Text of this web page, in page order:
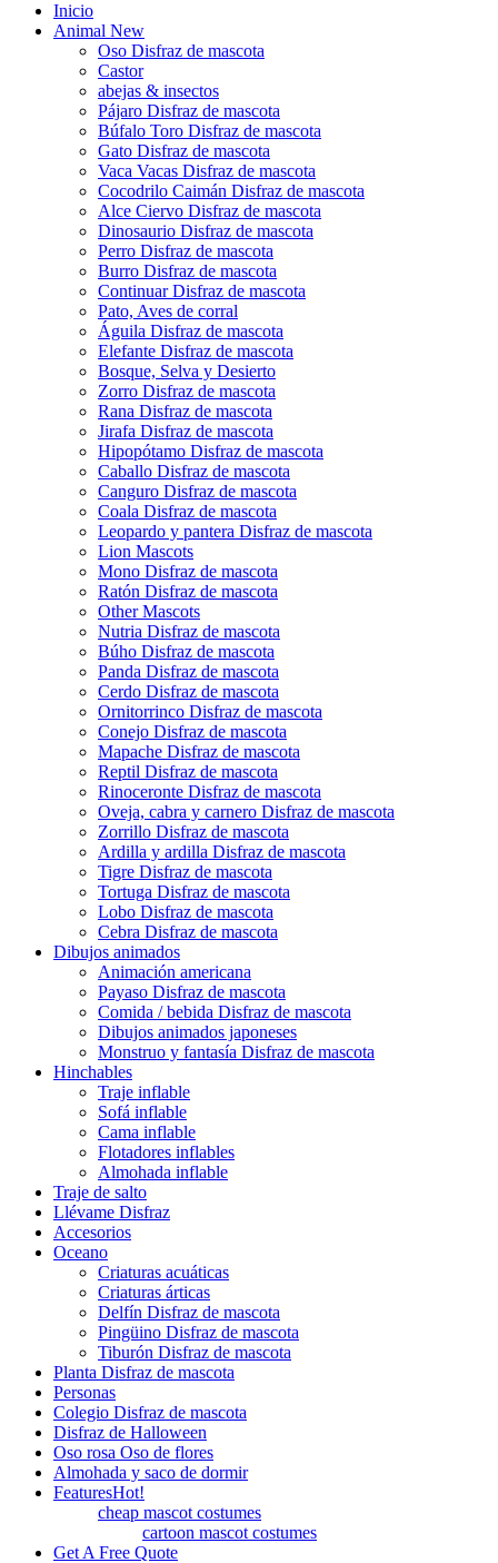
Inicio
Animal New
Oso Disfraz de mascota
Castor
abejas & insectos
Pájaro Disfraz de mascota
Búfalo Toro Disfraz de mascota
Gato Disfraz de mascota
Vaca Vacas Disfraz de mascota
Cocodrilo Caimán Disfraz de mascota
Alce Ciervo Disfraz de mascota
Dinosaurio Disfraz de mascota
Perro Disfraz de mascota
Burro Disfraz de mascota
Continuar Disfraz de mascota
Pato, Aves de corral
Águila Disfraz de mascota
Elefante Disfraz de mascota
Bosque, Selva y Desierto
Zorro Disfraz de mascota
Rana Disfraz de mascota
Jirafa Disfraz de mascota
Hipopótamo Disfraz de mascota
Caballo Disfraz de mascota
Canguro Disfraz de mascota
Coala Disfraz de mascota
Leopardo y pantera Disfraz de mascota
Lion Mascots
Mono Disfraz de mascota
Ratón Disfraz de mascota
Other Mascots
Nutria Disfraz de mascota
Búho Disfraz de mascota
Panda Disfraz de mascota
Cerdo Disfraz de mascota
Ornitorrinco Disfraz de mascota
Conejo Disfraz de mascota
Mapache Disfraz de mascota
Reptil Disfraz de mascota
Rinoceronte Disfraz de mascota
Oveja, cabra y carnero Disfraz de mascota
Zorrillo Disfraz de mascota
Ardilla y ardilla Disfraz de mascota
Tigre Disfraz de mascota
Tortuga Disfraz de mascota
Lobo Disfraz de mascota
Cebra Disfraz de mascota
Dibujos animados
Animación americana
Payaso Disfraz de mascota
Comida / bebida Disfraz de mascota
Dibujos animados japoneses
Monstruo y fantasía Disfraz de mascota
Hinchables
Traje inflable
Sofá inflable
Cama inflable
Flotadores inflables
Almohada inflable
Traje de salto
Llévame Disfraz
Accesorios
Oceano
Criaturas acuáticas
Criaturas árticas
Delfín Disfraz de mascota
Pingüino Disfraz de mascota
Tiburón Disfraz de mascota
Planta Disfraz de mascota
Personas
Colegio Disfraz de mascota
Disfraz de Halloween
Oso rosa Oso de flores
Almohada y saco de dormir
FeaturesHot!
cheap mascot costumes
cartoon mascot costumes
Get A Free Quote